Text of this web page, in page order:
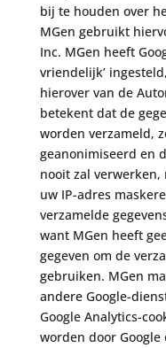
bij te houden over
MGen gebruikt
Inc. MGen heeft
vriendelijk’
hierover van de
betekent dat de
worden verzameld,
geanonimiseerd en
nooit zal
uw IP-adres
verzamelde
want MGen heeft
gegeven om de
gebruiken. MGen
andere Google-
Google Analytics-
worden door